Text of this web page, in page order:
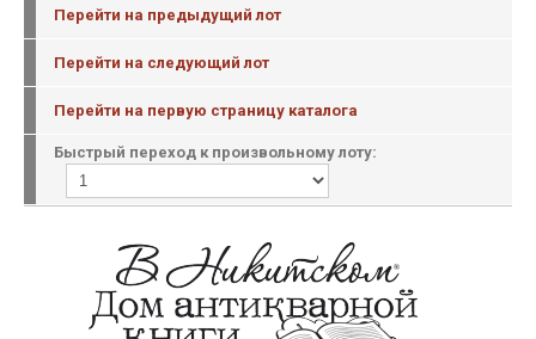
Перейти на предыдущий лот
Перейти на следующий лот
Перейти на первую страницу каталога
Быстрый переход к произвольному лоту: